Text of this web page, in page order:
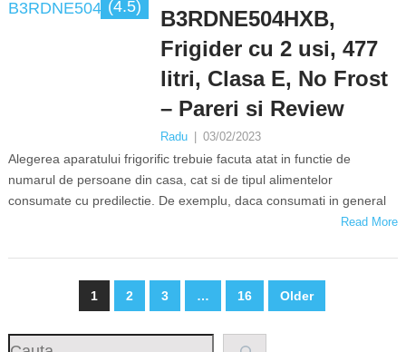
(4.5)
B3RDNE504HXB,
Frigider cu 2 usi, 477
litri, Clasa E, No Frost
– Pareri si Review
Radu 03/02/2023
Alegerea aparatului frigorific trebuie facuta atat in functie de
numarul de persoane din casa, cat si de tipul alimentelor
consumate cu predilectie. De exemplu, daca consumati in general
Read More
1 2 3 … 16 Older
Search